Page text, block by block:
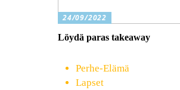
24/09/2022
Löydä paras takeaway
Perhe-Elämä
Lapset